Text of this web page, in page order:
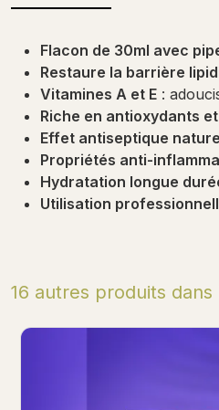
Flacon de 30ml avec
Restaure la barrière
Vitamines A et E :
Riche en antioxydants
Effet antiseptique
Propriétés anti-
Hydratation longue
Utilisation
16 autres produits